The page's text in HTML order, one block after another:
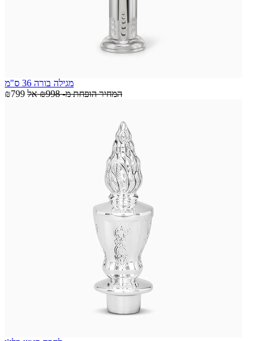
מגילה בורה 36 ס"מ
₪799
המחיר הופחת מ-₪998 אל